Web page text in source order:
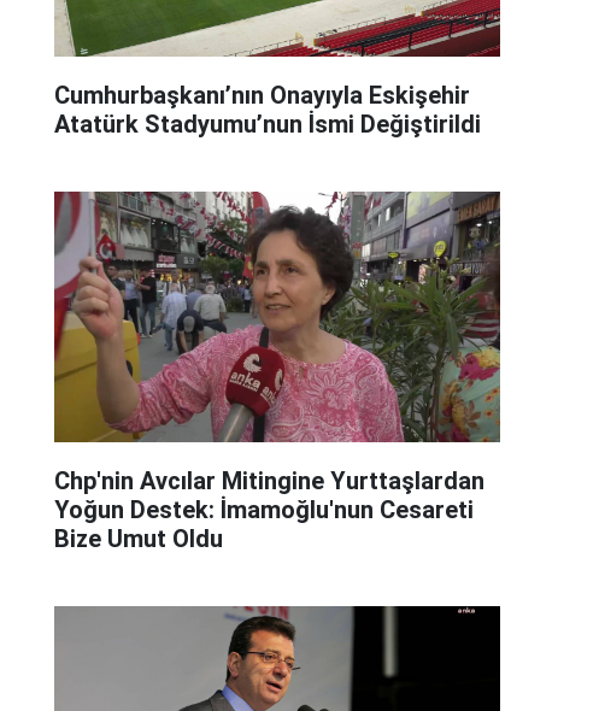
Cumhurbaşkanı’nın Onayıyla Eskişehir
Atatürk Stadyumu’nun İsmi Değiştirildi
Chp'nin Avcılar Mitingine Yurttaşlardan
Yoğun Destek: İmamoğlu'nun Cesareti
Bize Umut Oldu